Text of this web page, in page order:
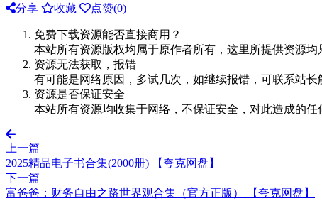
分享
收藏 点赞(0)
免费下载资源能否直接商用？
本站所有资源版权均属于原作者所有，这里所提供资源
资源无法获取，报错
有可能是网络原因，多试几次，如继续报错，可联系站长
资源是否保证安全
本站所有资源均收集于网络，不保证安全，对此造成的任
上一篇
2025精品电子书合集(2000册) 【夸克网盘】
下一篇
富爸爸：财务自由之路世界观合集（官方正版） 【夸克网盘】